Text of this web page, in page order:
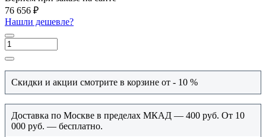
76 656 ₽
Нашли дешевле?
Скидки и акции смотрите в корзине от - 10 %
Доставка по Москве в пределах МКАД — 400 руб. От 10
000 руб. — бесплатно.